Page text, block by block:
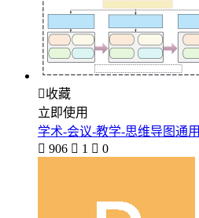
收藏
立即使用
学术-会议-教学-思维导图通用
 906  1  0